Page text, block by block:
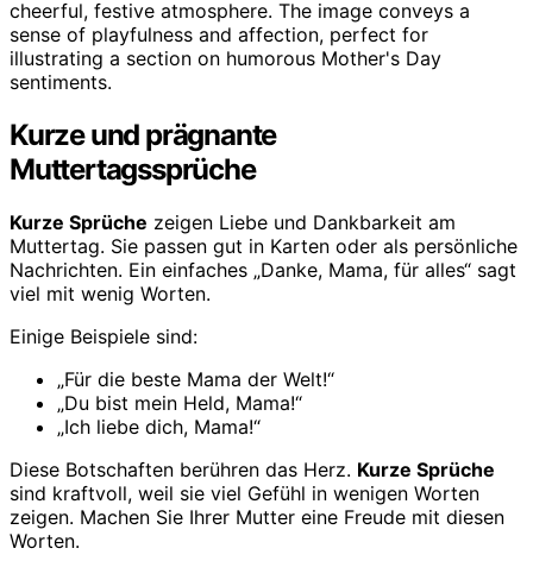
Kurze und prägnante
Muttertagssprüche
Kurze Sprüche zeigen Liebe und Dankbarkeit am
Muttertag. Sie passen gut in Karten oder als persönliche
Nachrichten. Ein einfaches „Danke, Mama, für alles“ sagt
viel mit wenig Worten.
Einige Beispiele sind:
„Für die beste Mama der Welt!“
„Du bist mein Held, Mama!“
„Ich liebe dich, Mama!“
Diese Botschaften berühren das Herz. Kurze Sprüche
sind kraftvoll, weil sie viel Gefühl in wenigen Worten
zeigen. Machen Sie Ihrer Mutter eine Freude mit diesen
Worten.